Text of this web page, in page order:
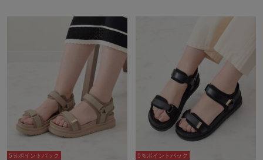
5％ポイントバック
5％ポイントバック